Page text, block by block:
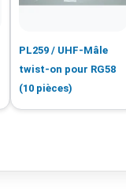
PL259 / UHF-Mâle
twist-on pour RG58
(10 pièces)